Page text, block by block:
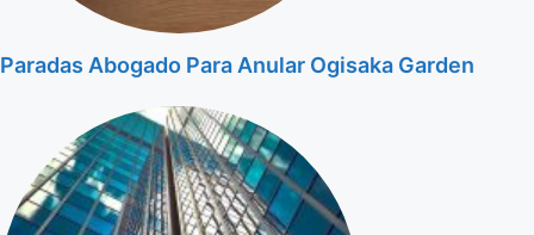
Paradas Abogado Para Anular Ogisaka Garden